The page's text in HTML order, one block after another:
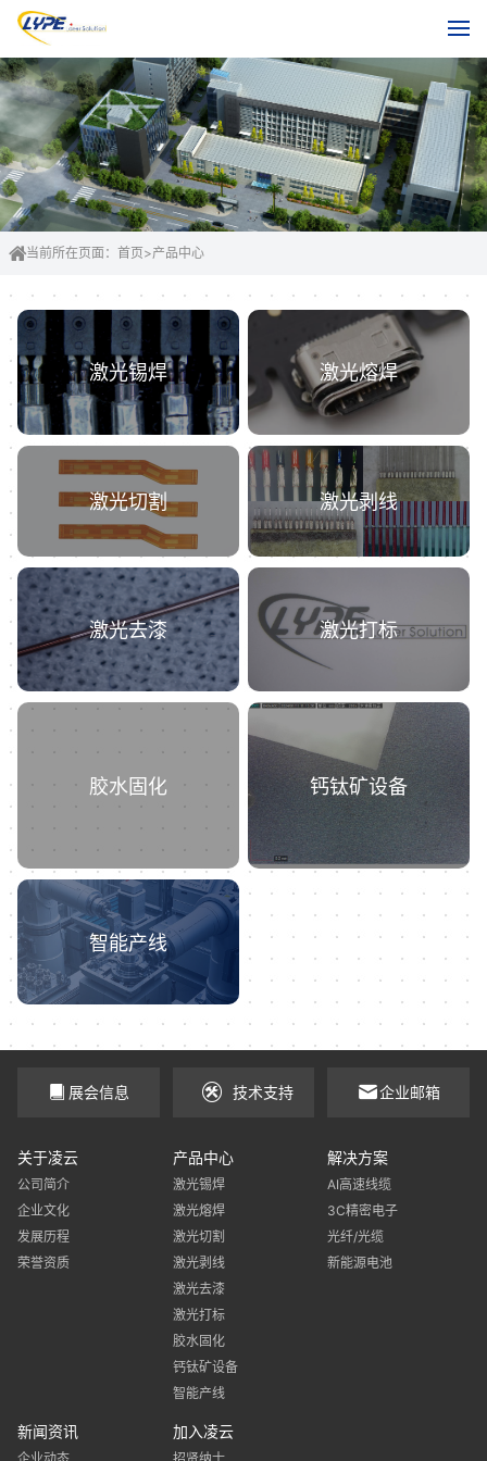
当前所在页面： 首页>产品中心
激光锡焊 激光熔焊
激光切割 激光剥线
激光去漆 激光打标
胶水固化 钙钛矿设备
智能产线
展会信息 技术支持 企业邮箱
关于凌云
公司简介
企业文化
发展历程
荣誉资质
产品中心
激光锡焊
激光熔焊
激光切割
激光剥线
激光去漆
激光打标
胶水固化
钙钛矿设备
智能产线
解决方案
AI高速线缆
3C精密电子
光纤/光缆
新能源电池
新闻资讯 加入凌云